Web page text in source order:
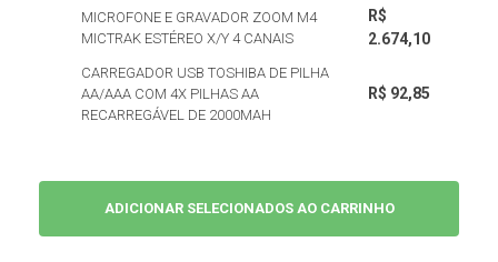
MICROFONE E GRAVADOR ZOOM M4
MICTRAK ESTÉREO X/Y 4 CANAIS
R$
2.674,10
CARREGADOR USB TOSHIBA DE PILHA
AA/AAA COM 4X PILHAS AA
RECARREGÁVEL DE 2000MAH
R$ 92,85
ADICIONAR SELECIONADOS AO CARRINHO